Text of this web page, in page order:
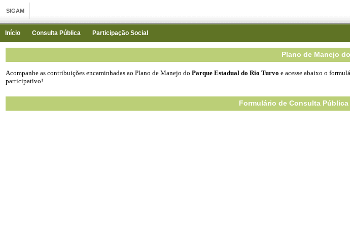
Início Consulta Pública Participação Social
Plano de Manejo
Acompanhe as contribuições encaminhadas ao Plano de Manejo do Parque Estadual do Rio Turvo e acesse abaixo o
participativo!
Formulário de Consulta